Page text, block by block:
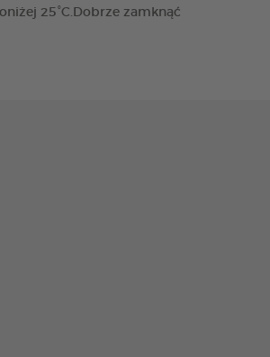
25°C.Dobrze zamknąć